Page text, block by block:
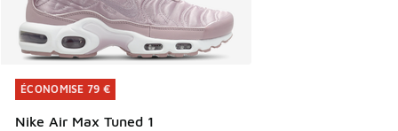
ÉCONOMISE 79 €
Nike Air Max Tuned 1
ÉCONOMISE 79 €